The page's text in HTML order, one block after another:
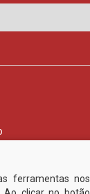
ferramentas nos